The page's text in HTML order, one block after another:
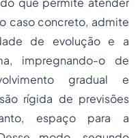
caso concreto, admite
de evolução e a
impregnando-o de
gradual e
rígida de previsões
espaço para a